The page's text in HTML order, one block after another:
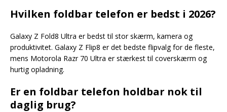
Hvilken foldbar telefon er bedst i 2026?
Galaxy Z Fold8 Ultra er bedst til stor skærm, kamera og
produktivitet. Galaxy Z Flip8 er det bedste flipvalg for de fleste,
mens Motorola Razr 70 Ultra er stærkest til coverskærm og
hurtig opladning.
Er en foldbar telefon holdbar nok til
daglig brug?